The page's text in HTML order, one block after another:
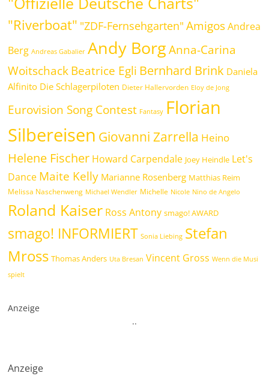
"Riverboat" "ZDF-Fernsehgarten" Amigos Andrea
Berg Andreas Gabalier Andy Borg Anna-Carina
WoitschackBeatrice Egli Bernhard Brink Daniela
Alfinito Die Schlagerpiloten Dieter Hallervorden Eloy de Jong
Eurovision Song Contest Fantasy Florian
Silbereisen Giovanni Zarrella Heino
Helene Fischer Howard Carpendale Joey Heindle Let's
Dance Maite Kelly Marianne Rosenberg Matthias Reim
Melissa Naschenweng Michael Wendler Michelle Nicole Nino de Angelo
Roland Kaiser Ross Antony smago! AWARD
smago! INFORMIERT Sonia Liebing Stefan
Mross Thomas Anders Uta Bresan Vincent Gross Wenn die Musi
spielt
Anzeige
..
Anzeige